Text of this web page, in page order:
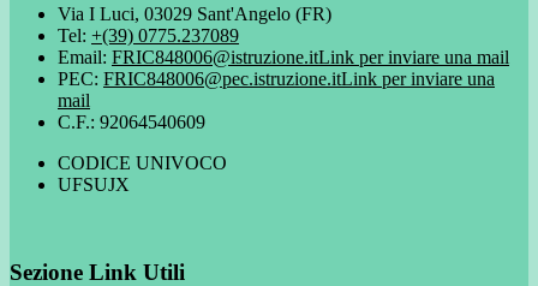
Via I Luci, 03029 Sant'Angelo (FR)
Tel: +(39) 0775.237089
Email: FRIC848006@istruzione.itLink per inviare una mail
PEC: FRIC848006@pec.istruzione.itLink per inviare una
mail
C.F.: 92064540609
CODICE UNIVOCO
UFSUJX
Sezione Link Utili